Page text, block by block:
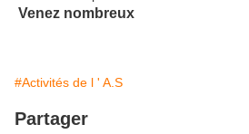
Venez nombreux
#Activités de l ' A.S
Partager